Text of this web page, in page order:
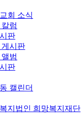
회 소식
럼
판
시판
범
판
캘린더
지법인 희망복지재단